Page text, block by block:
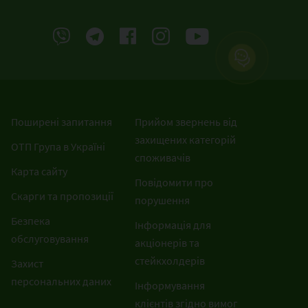
Поширені запитання
ОТП Група в Україні
Карта сайту
Скарги та пропозиції
Безпека
обслуговування
Захист
персональних даних
Прийом звернень від
захищених категорій
споживачів
Повідомити про
порушення
Інформація для
акціонерів та
стейкхолдерів
Інформування
клієнтів згідно вимог